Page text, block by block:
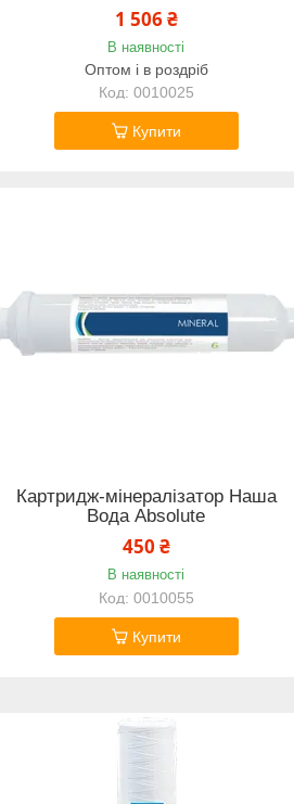
1 506 ₴
В наявності
Оптом і в роздріб
0010025
Купити
Картридж-мінералізатор Наша
Вода Absolute
450 ₴
В наявності
0010055
Купити